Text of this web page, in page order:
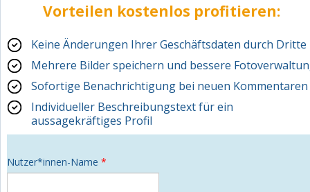
Vorteilen kostenlos profitieren:
Keine Änderungen Ihrer Geschäftsdaten durch Dritte
Mehrere Bilder speichern und bessere
Sofortige Benachrichtigung bei neuen Kommentaren
Individueller Beschreibungstext für ein
aussagekräftiges Profil
Nutzer*innen-Name *